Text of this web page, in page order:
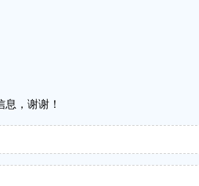
，谢谢！